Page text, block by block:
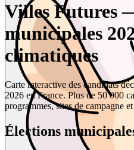
Villes Futures
municipales
climatiques
Carte interactive des candidats
2026 en France. Plus de 50 000
programmes, sites de campagne
Élections